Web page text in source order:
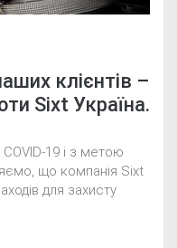
клієнтів –
Sixt Україна.
19 і з метою
що компанія Sixt
для захисту